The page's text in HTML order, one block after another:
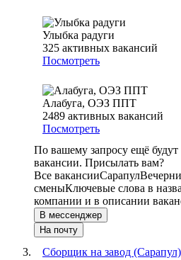
Улыбка радуги
325 активных вакансий
Посмотреть
Алабуга, ОЭЗ ППТ
2489 активных вакансий
Посмотреть
По вашему запросу ещё будут
вакансии. Присылать вам?
Все вакансииСарапул
сменыКлючевые слова в
компании и в описании
В мессенджер
На почту
Сборщик на завод (Сарапул)